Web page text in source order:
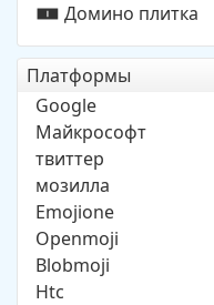
🀰 Домино плитка
Платформы
Google
Майкрософт
твиттер
мозилла
Emojione
Openmoji
Blobmoji
Htc